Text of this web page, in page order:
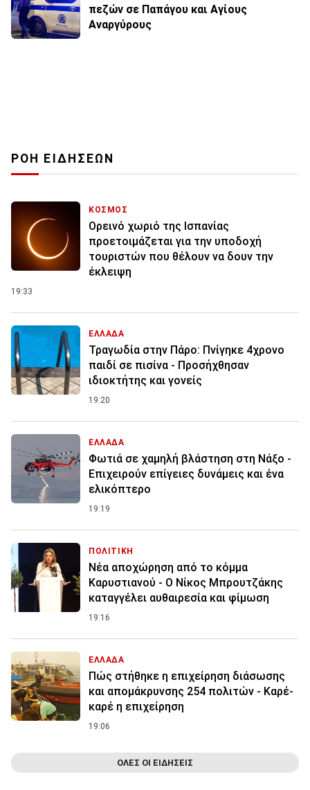
πεζών σε Παπάγου και Αγίους
Αναργύρους
ΡΟΗ ΕΙΔΗΣΕΩΝ
ΚΟΣΜΟΣ
Ορεινό χωριό της Ισπανίας
προετοιμάζεται για την υποδοχή
τουριστών που θέλουν να δουν την
έκλειψη
19:33
ΕΛΛΑΔΑ
Τραγωδία στην Πάρο: Πνίγηκε 4χρονο
παιδί σε πισίνα - Προσήχθησαν
ιδιοκτήτης και γονείς
19:20
ΕΛΛΑΔΑ
Φωτιά σε χαμηλή βλάστηση στη Νάξο -
Επιχειρούν επίγειες δυνάμεις και ένα
ελικόπτερο
19:19
ΠΟΛΙΤΙΚΗ
Νέα αποχώρηση από το κόμμα
Καρυστιανού - Ο Νίκος Μπρουτζάκης
καταγγέλει αυθαιρεσία και φίμωση
19:16
ΕΛΛΑΔΑ
Πώς στήθηκε η επιχείρηση διάσωσης
και απομάκρυνσης 254 πολιτών - Καρέ-
καρέ η επιχείρηση
19:06
ΟΛΕΣ ΟΙ ΕΙΔΗΣΕΙΣ